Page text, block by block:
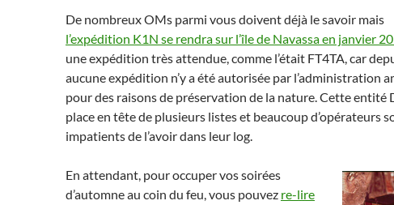
De nombreux OMs parmi vous doivent déjà le savoir mais
l’expédition K1N se rendra sur l’île de Navassa en janvier
une expédition très attendue, comme l’était FT4TA, car
aucune expédition n’y a été autorisée par l’administration
pour des raisons de préservation de la nature. Cette entité
place en tête de plusieurs listes et beaucoup d’opérateurs
impatients de l’avoir dans leur log.
En attendant, pour occuper vos soirées
d’automne au coin du feu, vous pouvez re-lire